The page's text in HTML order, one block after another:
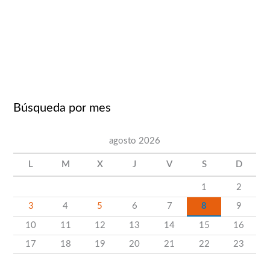
Búsqueda por mes
agosto 2026
L M X J V S D
1 2
3 4 5 6 7 8 9
10 11 12 13 14 15 16
17 18 19 20 21 22 23
a
c
a
t